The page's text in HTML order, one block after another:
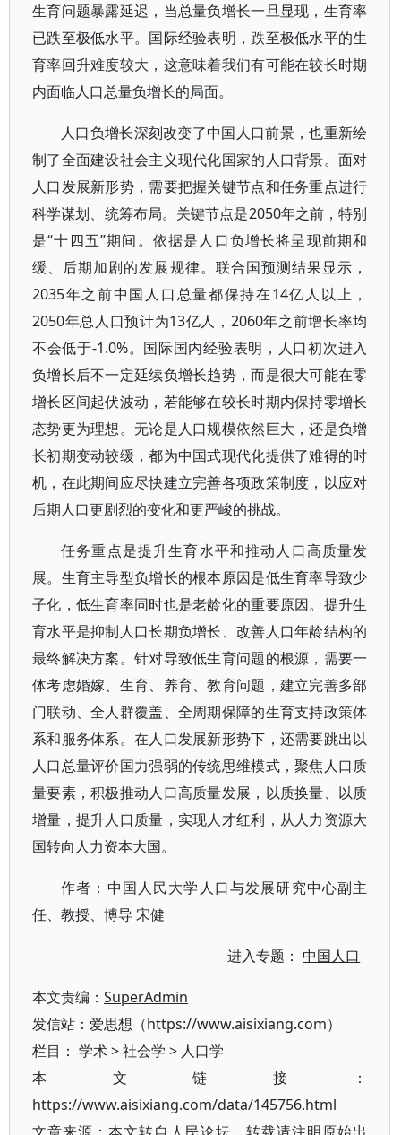
生育问题暴露延迟，当总量负增长一旦显现，生育率
已跌至极低水平。国际经验表明，跌至极低水平的生
育率回升难度较大，这意味着我们有可能在较长时期
内面临人口总量负增长的局面。
人口负增长深刻改变了中国人口前景，也重新绘
制了全面建设社会主义现代化国家的人口背景。面对
人口发展新形势，需要把握关键节点和任务重点进行
科学谋划、统筹布局。关键节点是2050年之前，特别
是“十四五”期间。依据是人口负增长将呈现前期和
缓、后期加剧的发展规律。联合国预测结果显示，
2035年之前中国人口总量都保持在14亿人以上，
2050年总人口预计为13亿人，2060年之前增长率均
不会低于-1.0%。国际国内经验表明，人口初次进入
负增长后不一定延续负增长趋势，而是很大可能在零
增长区间起伏波动，若能够在较长时期内保持零增长
态势更为理想。无论是人口规模依然巨大，还是负增
长初期变动较缓，都为中国式现代化提供了难得的时
机，在此期间应尽快建立完善各项政策制度，以应对
后期人口更剧烈的变化和更严峻的挑战。
任务重点是提升生育水平和推动人口高质量发
展。生育主导型负增长的根本原因是低生育率导致少
子化，低生育率同时也是老龄化的重要原因。提升生
育水平是抑制人口长期负增长、改善人口年龄结构的
最终解决方案。针对导致低生育问题的根源，需要一
体考虑婚嫁、生育、养育、教育问题，建立完善多部
门联动、全人群覆盖、全周期保障的生育支持政策体
系和服务体系。在人口发展新形势下，还需要跳出以
人口总量评价国力强弱的传统思维模式，聚焦人口质
量要素，积极推动人口高质量发展，以质换量、以质
增量，提升人口质量，实现人才红利，从人力资源大
国转向人力资本大国。
作者：中国人民大学人口与发展研究中心副主
任、教授、博导 宋健
进入专题：中国人口
本文责编： SuperAdmin
发信站：爱思想（https://www.aisixiang.com）
栏目： 学术>社会学 > 人口学
本文链接：
https://www.aisixiang.com/data/145756.html